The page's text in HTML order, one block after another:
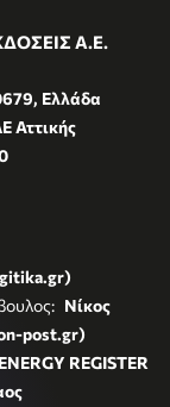
Α.Ε.
Ελλάδα
Αττικής
Νίκος
post.gr)
ENERGY REGISTER